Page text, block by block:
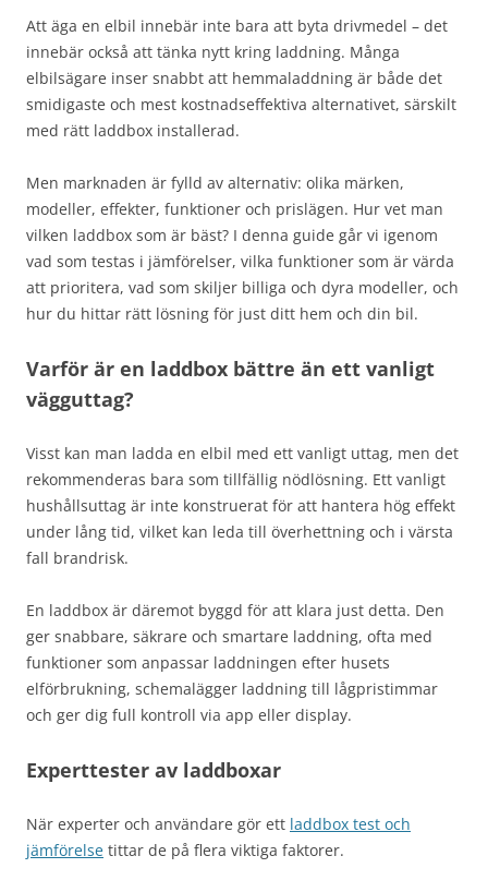
Att äga en elbil innebär inte bara att byta drivmedel – det
innebär också att tänka nytt kring laddning. Många
elbilsägare inser snabbt att hemmaladdning är både det
smidigaste och mest kostnadseffektiva alternativet, särskilt
med rätt laddbox installerad.
Men marknaden är fylld av alternativ: olika märken,
modeller, effekter, funktioner och prislägen. Hur vet man
vilken laddbox som är bäst? I denna guide går vi igenom
vad som testas i jämförelser, vilka funktioner som är värda
att prioritera, vad som skiljer billiga och dyra modeller, och
hur du hittar rätt lösning för just ditt hem och din bil.
Varför är en laddbox bättre än ett vanligt
vägguttag?
Visst kan man ladda en elbil med ett vanligt uttag, men det
rekommenderas bara som tillfällig nödlösning. Ett vanligt
hushållsuttag är inte konstruerat för att hantera hög effekt
under lång tid, vilket kan leda till överhettning och i värsta
fall brandrisk.
En laddbox är däremot byggd för att klara just detta. Den
ger snabbare, säkrare och smartare laddning, ofta med
funktioner som anpassar laddningen efter husets
elförbrukning, schemalägger laddning till lågpristimmar
och ger dig full kontroll via app eller display.
Experttester av laddboxar
När experter och användare gör ett laddbox test och
jämförelse tittar de på flera viktiga faktorer.